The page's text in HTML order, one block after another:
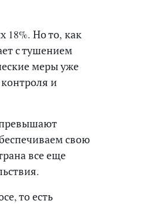
18%. Но то, как
с тушением
меры уже
и
свою
все еще
то есть